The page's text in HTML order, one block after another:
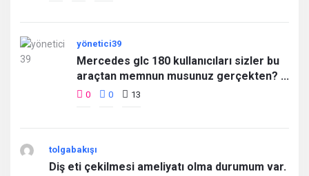
yönetici39
Mercedes glc 180 kullanıcıları sizler bu
araçtan memnun musunuz gerçekten? ...
0 0 13
tolgabakışı
Diş eti çekilmesi ameliyatı olma durumum var.